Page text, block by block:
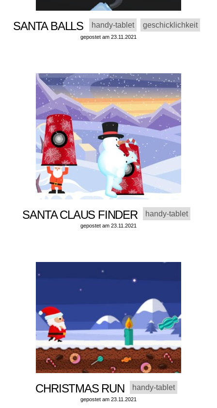
SANTA BALLS handy-tablet geschicklichkeit
gepostet am 23.11.2021
SANTA CLAUS FINDER handy-tablet
gepostet am 23.11.2021
CHRISTMAS RUN handy-tablet
gepostet am 23.11.2021